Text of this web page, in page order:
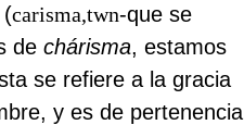
(carisma,twn-que se
de chárisma, estamos
se refiere a la gracia
y es de pertenencia